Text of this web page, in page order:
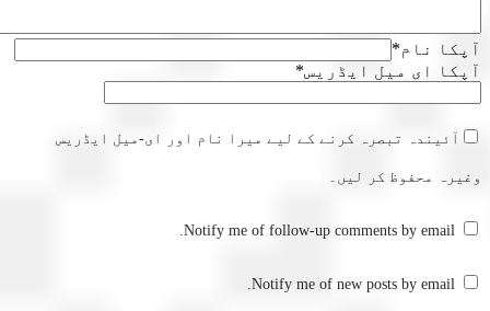
نام
*
ای میل ایڈریس *
آئیندہ تبصرہ کرنے کے لیے میرا نام اور ای-میل ایڈریس
محفوظ کر لیں۔
Notify me of follow-up comments by email.
Notify me of new posts by email.